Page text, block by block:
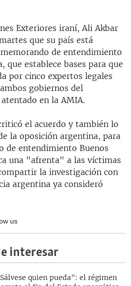
Exteriores iraní, Ali Akbar
que su país está
de entendimiento
que establece bases para que
por cinco expertos legales
gobiernos del
en la AMIA.
el acuerdo y también lo
la oposición argentina, para
de entendimiento Buenos
una "afrenta" a las víctimas
la investigación con
argentina ya consideró
us
interesar
quien pueda": el régimen